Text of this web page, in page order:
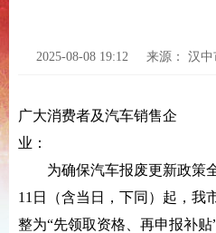
2025-08-08 19:12 来源： 汉中
广大消费者及汽车销售企
业：
为确保汽车报废更新政策
11日（含当日，下同）起，我
整为“先领取资格、再申报补